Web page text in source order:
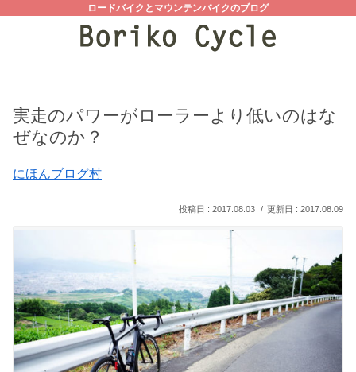
ロードバイクとマウンテンバイクのブログ
実走のパワーがローラーより低いのはな
ぜなのか？
にほんブログ村
2017.08.03 2017.08.09